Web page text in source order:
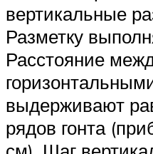
вертикальные
Разметку
Расстояние
выдерживают
рядов гонта